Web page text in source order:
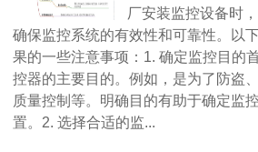
厂安装监控设备时
确保监控系统的有效性和可靠性。以
果的一些注意事项：1. 确定监控目的
控器的主要目的。例如，是为了防盗
质量控制等。明确目的有助于确定监
置。2. 选择合适的监...